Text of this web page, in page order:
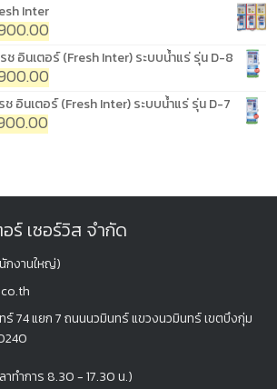
Inter
อินเตอร์ (Fresh Inter) ระบบน้ำแร่ รุ่น D-8
อินเตอร์ (Fresh Inter) ระบบน้ำแร่ รุ่น D-7
ร์ เซอร์วิส จำกัด
กงานใหญ่)
ร์ 74 แยก 7 ถนนนวมินทร์ แขวงนวมินทร์ เขตบึงกุ่ม
าทำการ 8.30 - 17.30 น.)